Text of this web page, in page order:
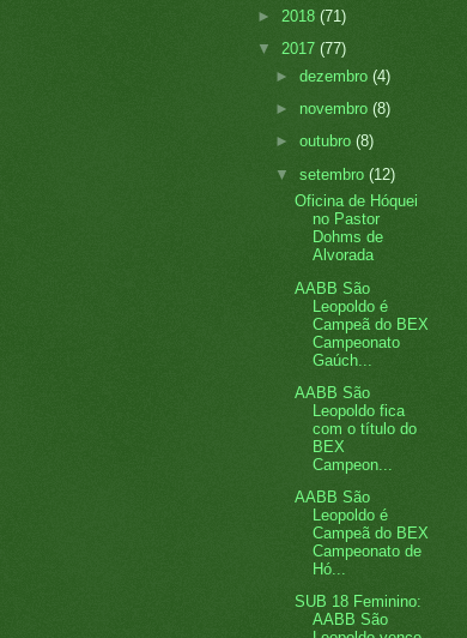
► 2018 (71)
▼ 2017 (77)
►dezembro(4)
► novembro(8)
►outubro(8)
▼setembro(12)
Oficina de Hóquei
no Pastor
Dohms de
Alvorada
AABB São
Leopoldo é
Campeã do BEX
Campeonato
Gaúch...
AABB São
Leopoldo fica
com o título do
BEX
Campeon...
AABB São
Leopoldo é
Campeã do BEX
Campeonato de
Hó...
SUB 18 Feminino:
AABB São